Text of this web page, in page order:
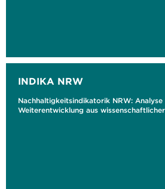
INDIKA NRW
Nachhaltigkeitsindikatorik NRW:
Weiterentwicklung aus